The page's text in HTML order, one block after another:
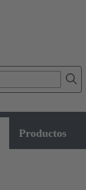
Productos